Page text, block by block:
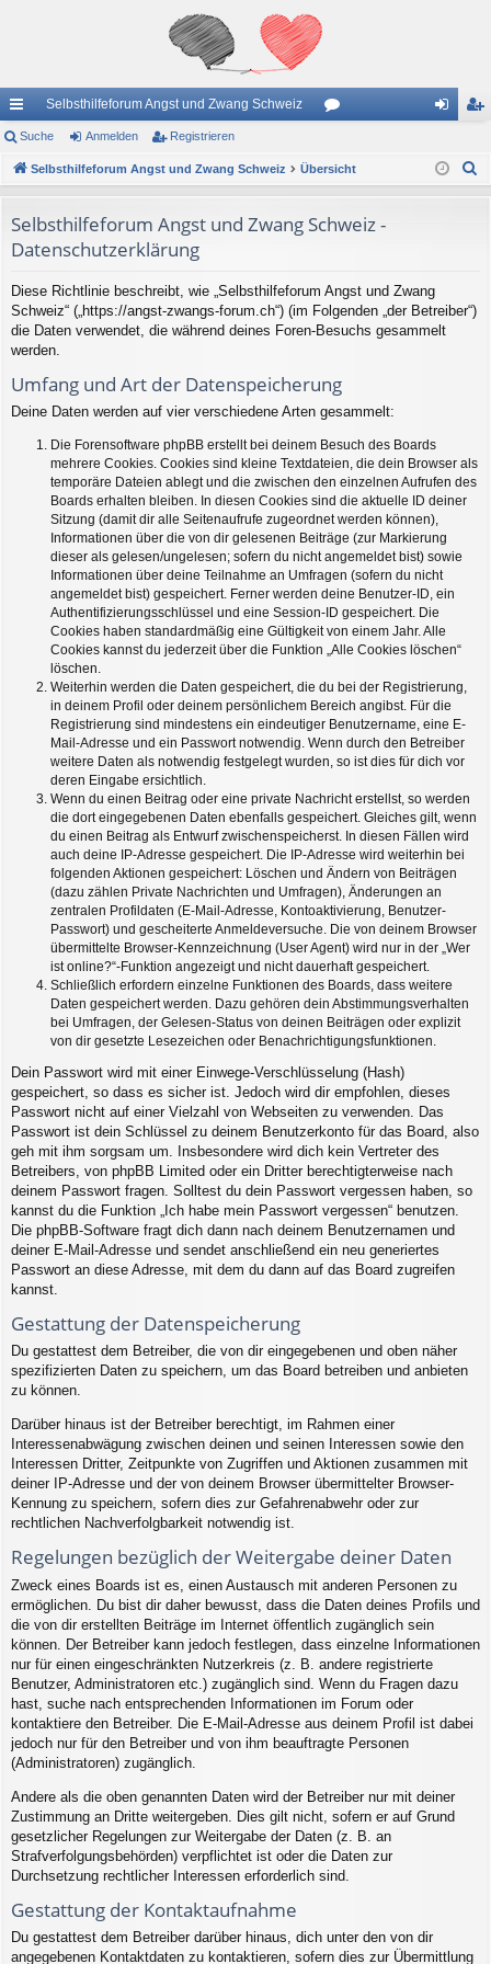
ch
ne
ug
Selbsthilfeforum Angst und Zwang Schweiz
en m ist
Suche Anmelden Registrieren
Selbsthilfeforum Angst und Zwang Schweiz Übersicht
Selbsthilfeforum Angst und Zwang Schweiz -
Datenschutzerklärung
Diese Richtlinie beschreibt, wie „Selbsthilfeforum Angst und Zwang
Schweiz“ („https://angst-zwangs-forum.ch“) (im Folgenden „der Betreiber“)
die Daten verwendet, die während deines Foren-Besuchs gesammelt
werden.
Umfang und Art der Datenspeicherung
Deine Daten werden auf vier verschiedene Arten gesammelt:
Die Forensoftware phpBB erstellt bei deinem Besuch des Boards
mehrere Cookies. Cookies sind kleine Textdateien, die dein Browser als
temporäre Dateien ablegt und die zwischen den einzelnen Aufrufen des
Boards erhalten bleiben. In diesen Cookies sind die aktuelle ID deiner
Sitzung (damit dir alle Seitenaufrufe zugeordnet werden können),
Informationen über die von dir gelesenen Beiträge (zur Markierung
dieser als gelesen/ungelesen; sofern du nicht angemeldet bist) sowie
Informationen über deine Teilnahme an Umfragen (sofern du nicht
angemeldet bist) gespeichert. Ferner werden deine Benutzer-ID, ein
Authentifizierungsschlüssel und eine Session-ID gespeichert. Die
Cookies haben standardmäßig eine Gültigkeit von einem Jahr. Alle
Cookies kannst du jederzeit über die Funktion „Alle Cookies löschen“
löschen.
Weiterhin werden die Daten gespeichert, die du bei der Registrierung,
in deinem Profil oder deinem persönlichem Bereich angibst. Für die
Registrierung sind mindestens ein eindeutiger Benutzername, eine E-
Mail-Adresse und ein Passwort notwendig. Wenn durch den Betreiber
weitere Daten als notwendig festgelegt wurden, so ist dies für dich vor
deren Eingabe ersichtlich.
Wenn du einen Beitrag oder eine private Nachricht erstellst, so werden
die dort eingegebenen Daten ebenfalls gespeichert. Gleiches gilt, wenn
du einen Beitrag als Entwurf zwischenspeicherst. In diesen Fällen wird
auch deine IP-Adresse gespeichert. Die IP-Adresse wird weiterhin bei
folgenden Aktionen gespeichert: Löschen und Ändern von Beiträgen
(dazu zählen Private Nachrichten und Umfragen), Änderungen an
zentralen Profildaten (E-Mail-Adresse, Kontoaktivierung, Benutzer-
Passwort) und gescheiterte Anmeldeversuche. Die von deinem Browser
übermittelte Browser-Kennzeichnung (User Agent) wird nur in der „Wer
ist online?“-Funktion angezeigt und nicht dauerhaft gespeichert.
Schließlich erfordern einzelne Funktionen des Boards, dass weitere
Daten gespeichert werden. Dazu gehören dein Abstimmungsverhalten
bei Umfragen, der Gelesen-Status von deinen Beiträgen oder explizit
von dir gesetzte Lesezeichen oder Benachrichtigungsfunktionen.
Dein Passwort wird mit einer Einwege-Verschlüsselung (Hash)
gespeichert, so dass es sicher ist. Jedoch wird dir empfohlen, dieses
Passwort nicht auf einer Vielzahl von Webseiten zu verwenden. Das
Passwort ist dein Schlüssel zu deinem Benutzerkonto für das Board, also
geh mit ihm sorgsam um. Insbesondere wird dich kein Vertreter des
Betreibers, von phpBB Limited oder ein Dritter berechtigterweise nach
deinem Passwort fragen. Solltest du dein Passwort vergessen haben, so
kannst du die Funktion „Ich habe mein Passwort vergessen“ benutzen.
Die phpBB-Software fragt dich dann nach deinem Benutzernamen und
deiner E-Mail-Adresse und sendet anschließend ein neu generiertes
Passwort an diese Adresse, mit dem du dann auf das Board zugreifen
kannst.
Gestattung der Datenspeicherung
Du gestattest dem Betreiber, die von dir eingegebenen und oben näher
spezifizierten Daten zu speichern, um das Board betreiben und anbieten
zu können.
Darüber hinaus ist der Betreiber berechtigt, im Rahmen einer
Interessenabwägung zwischen deinen und seinen Interessen sowie den
Interessen Dritter, Zeitpunkte von Zugriffen und Aktionen zusammen mit
deiner IP-Adresse und der von deinem Browser übermittelter Browser-
Kennung zu speichern, sofern dies zur Gefahrenabwehr oder zur
rechtlichen Nachverfolgbarkeit notwendig ist.
Regelungen bezüglich der Weitergabe deiner Daten
Zweck eines Boards ist es, einen Austausch mit anderen Personen zu
ermöglichen. Du bist dir daher bewusst, dass die Daten deines Profils und
die von dir erstellten Beiträge im Internet öffentlich zugänglich sein
können. Der Betreiber kann jedoch festlegen, dass einzelne Informationen
nur für einen eingeschränkten Nutzerkreis (z. B. andere registrierte
Benutzer, Administratoren etc.) zugänglich sind. Wenn du Fragen dazu
hast, suche nach entsprechenden Informationen im Forum oder
kontaktiere den Betreiber. Die E-Mail-Adresse aus deinem Profil ist dabei
jedoch nur für den Betreiber und von ihm beauftragte Personen
(Administratoren) zugänglich.
Andere als die oben genannten Daten wird der Betreiber nur mit deiner
Zustimmung an Dritte weitergeben. Dies gilt nicht, sofern er auf Grund
gesetzlicher Regelungen zur Weitergabe der Daten (z. B. an
Strafverfolgungsbehörden) verpflichtet ist oder die Daten zur
Durchsetzung rechtlicher Interessen erforderlich sind.
Gestattung der Kontaktaufnahme
Du gestattest dem Betreiber darüber hinaus, dich unter den von dir
angegebenen Kontaktdaten zu kontaktieren, sofern dies zur Übermittlung